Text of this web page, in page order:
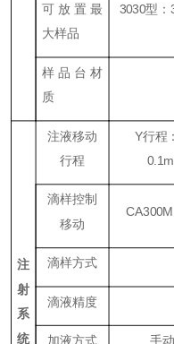
可放置最
大样品
3030型
样品台材
质
注
射
系
统
注液移动
行程
Y行程
滴样控制
移动
滴样方式
滴液精度
加液方式 手